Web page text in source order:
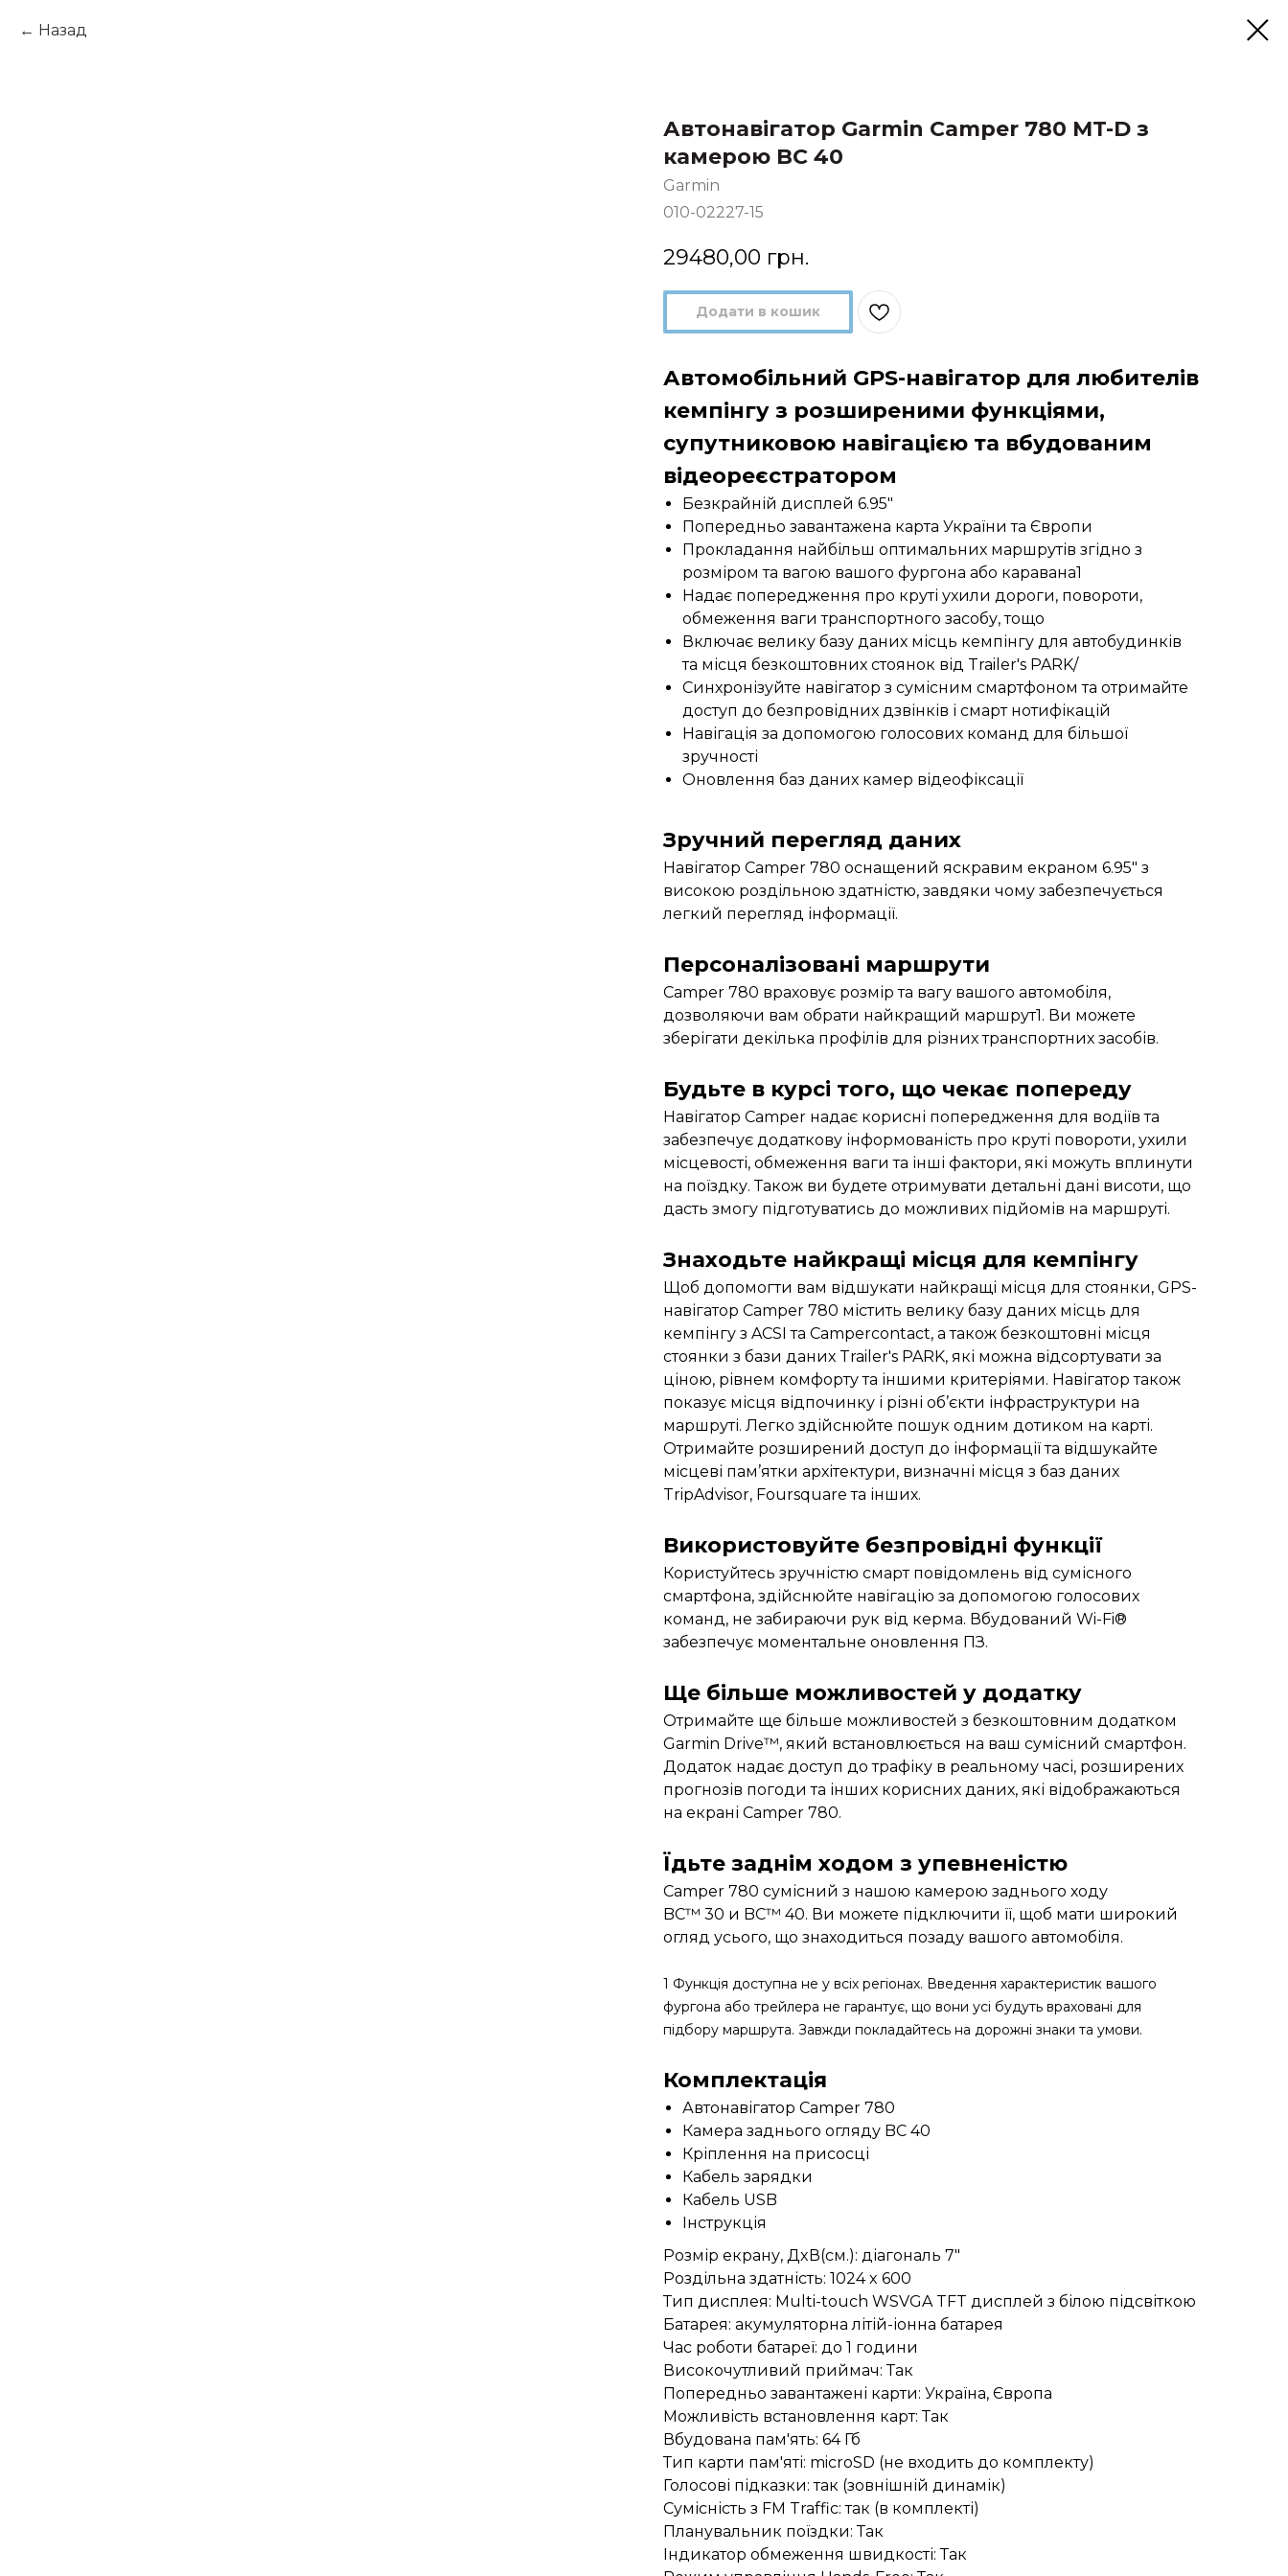
Назад
Автонавігатор Garmin Camper 780 MT-D з
камерою BC 40
Garmin
010-02227-15
29480,00 грн.
Додати в кошик
Автомобільний GPS-навігатор для любителів
кемпінгу з розширеними функціями,
супутниковою навігацією та вбудованим
відеореєстратором
Безкрайній дисплей 6.95"
Попередньо завантажена карта України та Європи
Прокладання найбільш оптимальних маршрутів згідно з
розміром та вагою вашого фургона або каравана1
Надає попередження про круті ухили дороги, повороти,
обмеження ваги транспортного засобу, тощо
Включає велику базу даних місць кемпінгу для автобудинків
та місця безкоштовних стоянок від Trailer's PARK/
Синхронізуйте навігатор з сумісним смартфоном та отримайте
доступ до безпровідних дзвінків і смарт нотифікацій
Навігація за допомогою голосових команд для більшої
зручності
Оновлення баз даних камер відеофіксації
Зручний перегляд даних
Навігатор Camper 780 оснащений яскравим екраном 6.95" з
високою роздільною здатністю, завдяки чому забезпечується
легкий перегляд інформації.
Персоналізовані маршрути
Camper 780 враховує розмір та вагу вашого автомобіля,
дозволяючи вам обрати найкращий маршрут1. Ви можете
зберігати декілька профілів для різних транспортних засобів.
Будьте в курсі того, що чекає попереду
Навігатор Camper надає корисні попередження для водіїв та
забезпечує додаткову інформованість про круті повороти, ухили
місцевості, обмеження ваги та інші фактори, які можуть вплинути
на поїздку. Також ви будете отримувати детальні дані висоти, що
дасть змогу підготуватись до можливих підйомів на маршруті.
Знаходьте найкращі місця для кемпінгу
Щоб допомогти вам відшукати найкращі місця для стоянки, GPS-
навігатор Camper 780 містить велику базу даних місць для
кемпінгу з ACSI та Campercontact, а також безкоштовні місця
стоянки з бази даних Trailer's PARK, які можна відсортувати за
ціною, рівнем комфорту та іншими критеріями. Навігатор також
показує місця відпочинку і різні об’єкти інфраструктури на
маршруті. Легко здійснюйте пошук одним дотиком на карті.
Отримайте розширений доступ до інформації та відшукайте
місцеві пам’ятки архітектури, визначні місця з баз даних
TripAdvisor, Foursquare та інших.
Використовуйте безпровідні функції
Користуйтесь зручністю смарт повідомлень від сумісного
смартфона, здійснюйте навігацію за допомогою голосових
команд, не забираючи рук від керма. Вбудований Wi-Fi®
забезпечує моментальне оновлення ПЗ.
Ще більше можливостей у додатку
Отримайте ще більше можливостей з безкоштовним додатком
Garmin Drive™, який встановлюється на ваш сумісний смартфон.
Додаток надає доступ до трафіку в реальному часі, розширених
прогнозів погоди та інших корисних даних, які відображаються
на екрані Camper 780.
Їдьте заднім ходом з упевненістю
Camper 780 сумісний з нашою камерою заднього ходу
BC™ 30 и BC™ 40. Ви можете підключити її, щоб мати широкий
огляд усього, що знаходиться позаду вашого автомобіля.
1 Функція доступна не у всіх регіонах. Введення характеристик вашого
фургона або трейлера не гарантує, що вони усі будуть враховані для
підбору маршрута. Завжди покладайтесь на дорожні знаки та умови.
Комплектація
Автонавігатор Camper 780
Камера заднього огляду BC 40
Кріплення на присосці
Кабель зарядки
Кабель USB
Інструкція
Розмір екрану, ДxВ(см.): діагональ 7"
Роздільна здатність: 1024 x 600
Тип дисплея: Multi-touch WSVGA TFT дисплей з білою підсвіткою
Батарея: акумуляторна літій-іонна батарея
Час роботи батареї: до 1 години
Високочутливий приймач: Так
Попередньо завантажені карти: Україна, Європа
Можливість встановлення карт: Так
Вбудована пам'ять: 64 Гб
Тип карти пам'яті: microSD (не входить до комплекту)
Голосові підказки: так (зовнішній динамік)
Сумісність з FM Traffic: так (в комплекті)
Планувальник поїздки: Так
Індикатор обмеження швидкості: Так